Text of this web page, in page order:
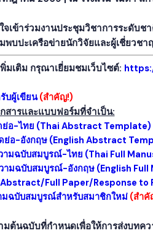
จเข้าร่วมงานประชุมวิชาการระดับ
พบปะเครือข่ายนักวิจัยและผู้เชี่ยวช
มเติม กรุณาเยี่ยมชมเว็บไซต์:
บผู้เขียน(สำคัญ!)
สารและแบบฟอร์มที่จำเป็น:
ย่อ-ไทย (Thai Abstract
ย่อ-อังกฤษ (English Abstract
ามฉบับสมบูรณ์-ไทย (Thai Full
ามฉบับสมบูรณ์-อังกฤษ (English
Full Paper/Response
มฉบับสมบูรณ์สำหรับสมาชิกใหม่ (สำ
ต้นฉบับที่กำหนดเพื่อให้การส่งบทคว